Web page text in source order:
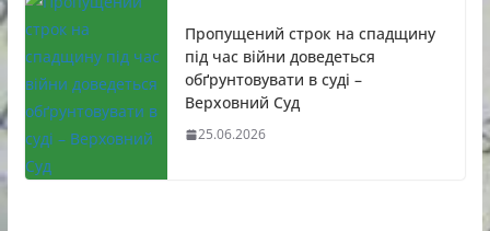
Пропущений строк на спадщину
під час війни доведеться
обґрунтовувати в суді –
Верховний Суд
25.06.2026